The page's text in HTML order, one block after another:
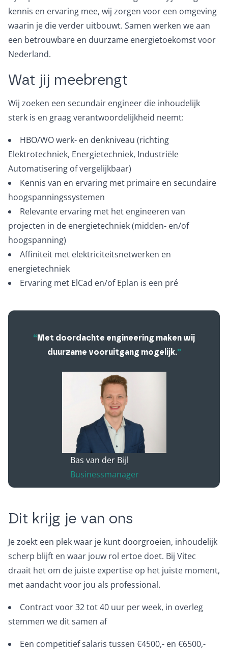
kennis en ervaring mee, wij zorgen voor een omgeving
waarin je die verder uitbouwt. Samen werken we aan
een betrouwbare en duurzame energietoekomst voor
Nederland.
Wat jij meebrengt
Wij zoeken een secundair engineer die inhoudelijk
sterk is en graag verantwoordelijkheid neemt:
HBO/WO werk- en denkniveau (richting
Elektrotechniek, Energietechniek, Industriële
Automatisering of vergelijkbaar)
Kennis van en ervaring met primaire en secundaire
hoogspanningssystemen
Relevante ervaring met het engineeren van
projecten in de energietechniek (midden- en/of
hoogspanning)
Affiniteit met elektriciteitsnetwerken en
energietechniek
Ervaring met ElCad en/of Eplan is een pré
“ Met doordachte engineering maken wij
duurzame vooruitgang mogelijk.”
Bas van der Bijl
Businessmanager
Dit krijg je van ons
Je zoekt een plek waar je kunt doorgroeien, inhoudelijk
scherp blijft en waar jouw rol ertoe doet. Bij Vitec
draait het om de juiste expertise op het juiste moment,
met aandacht voor jou als professional.
Contract voor 32 tot 40 uur per week, in overleg
stemmen we dit samen af
Een competitief salaris tussen €4500,- en €6500,-